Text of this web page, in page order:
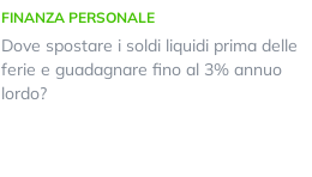
FINANZA PERSONALE
Dove spostare i soldi liquidi prima delle
ferie e guadagnare fino al 3% annuo
lordo?